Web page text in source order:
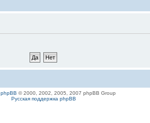
phpBB © 2000, 2002, 2005, 2007 phpBB Group
Русская поддержка phpBB